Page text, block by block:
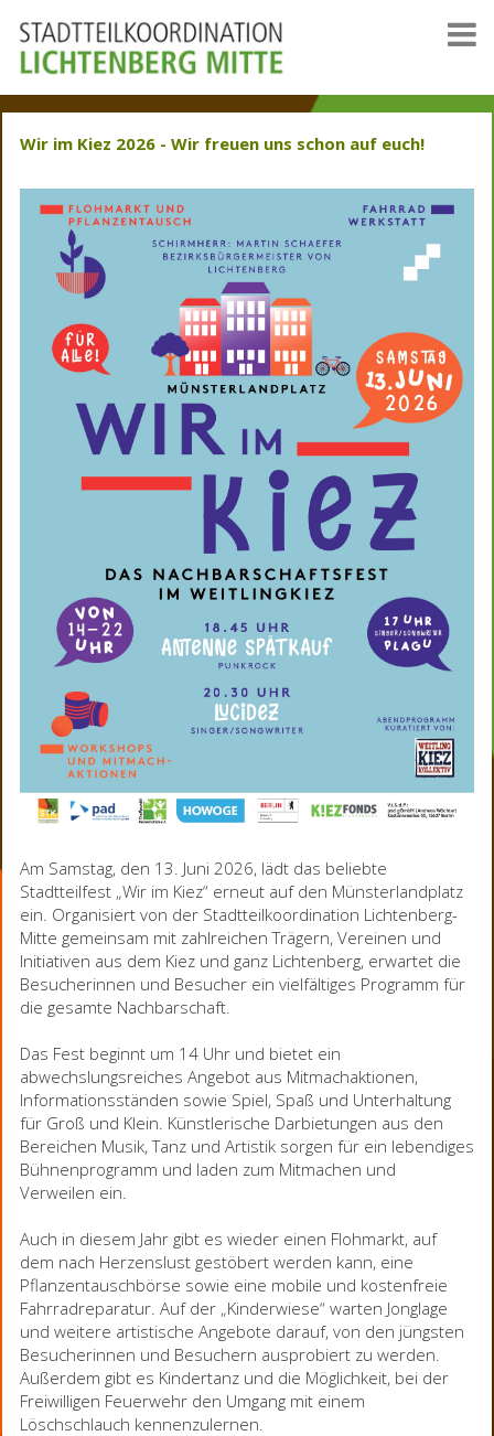
Wir im Kiez 2026 - Wir freuen uns schon auf euch!
Am Samstag, den 13. Juni 2026, lädt das beliebte
Stadtteilfest „Wir im Kiez“ erneut auf den Münsterlandplatz
ein. Organisiert von der Stadtteilkoordination Lichtenberg-
Mitte gemeinsam mit zahlreichen Trägern, Vereinen und
Initiativen aus dem Kiez und ganz Lichtenberg, erwartet die
Besucherinnen und Besucher ein vielfältiges Programm für
die gesamte Nachbarschaft.
Das Fest beginnt um 14 Uhr und bietet ein
abwechslungsreiches Angebot aus Mitmachaktionen,
Informationsständen sowie Spiel, Spaß und Unterhaltung
für Groß und Klein. Künstlerische Darbietungen aus den
Bereichen Musik, Tanz und Artistik sorgen für ein lebendiges
Bühnenprogramm und laden zum Mitmachen und
Verweilen ein.
Auch in diesem Jahr gibt es wieder einen Flohmarkt, auf
dem nach Herzenslust gestöbert werden kann, eine
Pflanzentauschbörse sowie eine mobile und kostenfreie
Fahrradreparatur. Auf der „Kinderwiese“ warten Jonglage
und weitere artistische Angebote darauf, von den jüngsten
Besucherinnen und Besuchern ausprobiert zu werden.
Außerdem gibt es Kindertanz und die Möglichkeit, bei der
Freiwilligen Feuerwehr den Umgang mit einem
Löschschlauch kennenzulernen.